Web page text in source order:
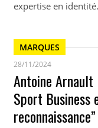
expertise en
MARQUES
28/11/2024
Antoine Arnault
Sport Business
reconnaissance”